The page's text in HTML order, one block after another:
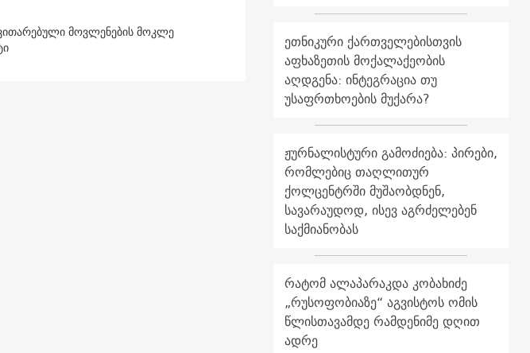
მოვლენების მოკლე
ეთნიკური ქართველებისთვის
აფხაზეთის მოქალაქეობის
აღდგენა: ინტეგრაცია თუ
უსაფრთხოების მუქარა?
ჟურნალისტური გამოძიება: პირები,
რომლებიც თაღლითურ
ქოლცენტრში მუშაობდნენ,
სავარაუდოდ, ისევ აგრძელებენ
საქმიანობას
რატომ ალაპარაკდა კობახიძე
„რუსოფობიაზე“ აგვისტოს ომის
წლისთავამდე რამდენიმე დღით
ადრე